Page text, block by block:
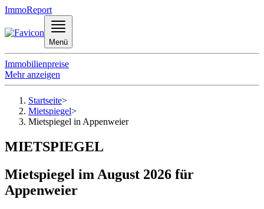
ImmoReport
Menü
Immobilienpreise
Mehr anzeigen
Startseite>
Mietspiegel>
Mietspiegel in Appenweier
MIETSPIEGEL
Mietspiegel im August 2026 für
Appenweier